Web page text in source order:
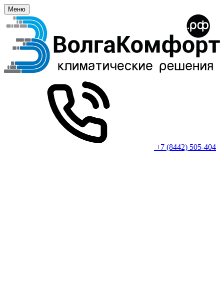
Меню
+7 (8442) 505-404